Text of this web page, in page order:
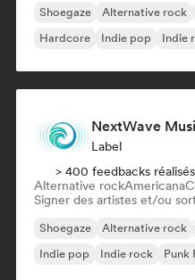
Shoegaze Alternative rock
Hardcore
Indie pop Indie
NextWave
Label
> 400 feedbacks réalisés
Alternative rockAmericana
Signer des artistes et/ou
Shoegaze Alternative rock
Indie pop
Indie rock Punk